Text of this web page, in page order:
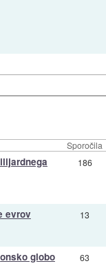
Sporočila
186
evrov 13
globo 63